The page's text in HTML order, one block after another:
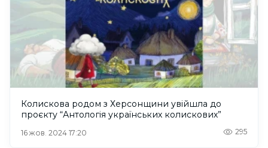
Колискова родом з Херсонщини увійшла до
проєкту “Антологія українських колискових”
16 жов. 2024 17:20 295